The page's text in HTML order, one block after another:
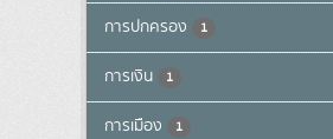
การปกครอง 1
การเงิน 1
การเมือง 1